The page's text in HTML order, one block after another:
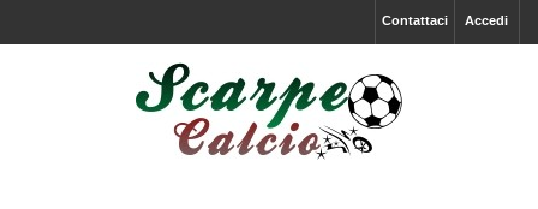
Accedi
Contattaci